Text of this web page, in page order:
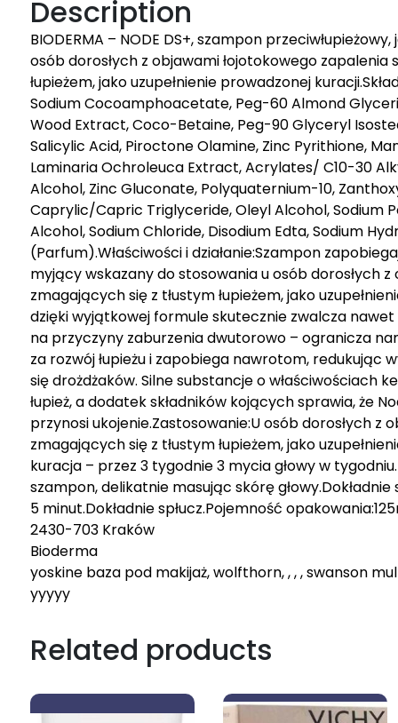
Description
BIODERMA – NODE DS+, szampon
osób dorosłych z objawami łojotokowego
łupieżem, jako uzupełnienie prowadzonej
Sodium Cocoamphoacetate, Peg-60 Almond
Wood Extract, Coco-Betaine, Peg-90 Glyceryl
Salicylic Acid, Piroctone Olamine, Zinc Pyrithione,
Laminaria Ochroleuca Extract, Acrylates/ C10-30
Alcohol, Zinc Gluconate, Polyquaternium-10,
Caprylic/Capric Triglyceride, Oleyl Alcohol, Sodium
Alcohol, Sodium Chloride, Disodium Edta, Sodium
(Parfum).Właściwości i działanie:Szampon
myjący wskazany do stosowania u osób dorosłych
zmagających się z tłustym łupieżem, jako
dzięki wyjątkowej formule skutecznie zwalcza
na przyczyny zaburzenia dwutorowo – ogranicza
za rozwój łupieżu i zapobiega nawrotom,
się drożdżaków. Silne substancje o
łupież, a dodatek składników kojących sprawia, że
przynosi ukojenie.Zastosowanie:U osób dorosłych z
zmagających się z tłustym łupieżem, jako
kuracja – przez 3 tygodnie 3 mycia głowy w
szampon, delikatnie masując skórę
5 minut.Dokładnie spłucz.Pojemność
2430-703 Kraków
Bioderma
yoskine baza pod makijaż, wolfthorn, , , , swanson
yyyyy
Related products